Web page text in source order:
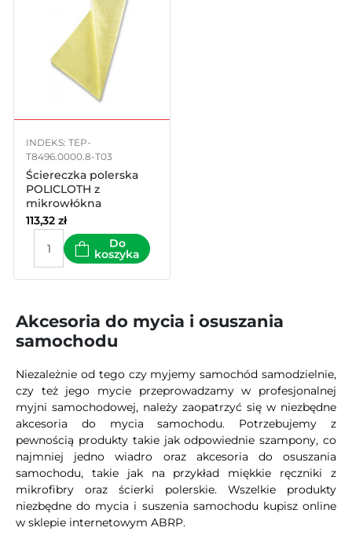
INDEKS: TEP-
T8496.0000.8-T03
Ściereczka polerska
POLICLOTH z
mikrowłókna
380x380mm
113,32 zł
Do
koszyka
Akcesoria do mycia i osuszania
samochodu
Niezależnie od tego czy myjemy samochód samodzielnie,
czy też jego mycie przeprowadzamy w profesjonalnej
myjni samochodowej, należy zaopatrzyć się w niezbędne
akcesoria do mycia samochodu. Potrzebujemy z
pewnością produkty takie jak odpowiednie szampony, co
najmniej jedno wiadro oraz akcesoria do osuszania
samochodu, takie jak na przykład miękkie ręczniki z
mikrofibry oraz ścierki polerskie. Wszelkie produkty
niezbędne do mycia i suszenia samochodu kupisz online
w sklepie internetowym ABRP.